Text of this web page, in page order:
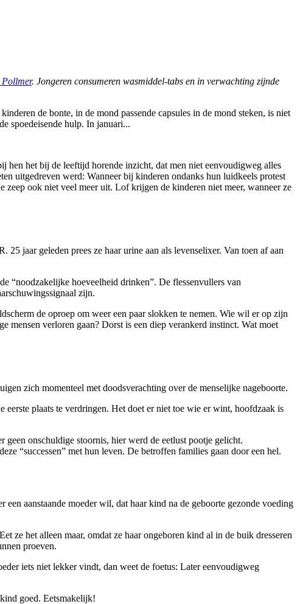
. Jongeren consumeren wasmiddel-tabs en in verwachting zijnde
de bonte, in de mond passende capsules in de mond steken, is niet
spoedeisende hulp. In januari...
hen het bij de leeftijd horende inzicht, dat men niet eenvoudigweg alles
uitgedreven werd: Wanneer bij kinderen ondanks hun luidkeels protest
ook niet veel meer uit. Lof krijgen de kinderen niet meer, wanneer ze
jaar geleden prees ze haar urine aan als levenselixer. Van toen af aan
“noodzakelijke hoeveelheid drinken”. De flessenvullers van
zijn.
de oproep om weer een paar slokken te nemen. Wie wil er op zijn
mensen verloren gaan? Dorst is een diep verankerd instinct. Wat moet
zich momenteel met doodsverachting over de menselijke nageboorte.
eerste plaats te verdringen. Het doet er niet toe wie er wint, hoofdzaak is
onschuldige stoornis, hier werd de eetlust pootje gelicht.
“successen” met hun leven. De betroffen families gaan door een hel.
aanstaande moeder wil, dat haar kind na de geboorte gezonde voeding
ze het alleen maar, omdat ze haar ongeboren kind al in de buik dresseren
proeven.
iets niet lekker vindt, dan weet de foetus: Later eenvoudigweg
goed. Eetsmakelijk!